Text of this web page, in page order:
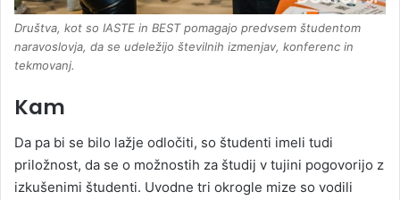
Društva, kot so IASTE in BEST pomagajo predvsem študentom
naravoslovja, da se udeležijo številnih izmenjav, konferenc in
tekmovanj.
Kam
Da pa bi se bilo lažje odločiti, so študenti imeli tudi
priložnost, da se o možnostih za študij v tujini pogovorijo z
izkušenimi študenti. Uvodne tri okrogle mize so vodili